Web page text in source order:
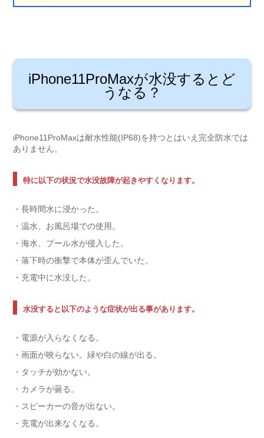
iPhone11ProMaxが水没するとど
うなる？
iPhone11ProMaxは耐水性能(IP68)を持つとはいえ完全防水では
ありません。
特に以下の状況で水没故障が起きやすくなります。
・長時間水に浸かった。
・温水、お風呂場での使用。
・海水、プール水が侵入した。
・落下時の衝撃で本体が歪んでいた。
・充電中に水没した。
水没すると以下のような症状が出る事があります。
・電源が入らなくなる。
・画面が映らない。緑や白の線が出る。
・タッチが効かない。
・カメラが曇る。
・スピーカーの音が出ない。
・充電が出来なくなる。